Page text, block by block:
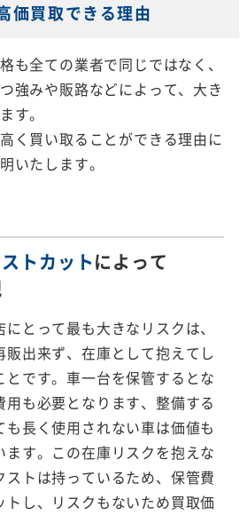
価買取できる理由
も全ての業者で同じではなく、
強みや販路などによって、大き
す。
く買い取ることができる理由に
いたします。
トカットによって
とって最も大きなリスクは、
販出来ず、在庫として抱えてし
とです。車一台を保管するとな
用も必要となります、整備する
長く使用されない車は価値も
ます。この在庫リスクを抱えな
ストは持っているため、保管費
トし、リスクもないため買取価